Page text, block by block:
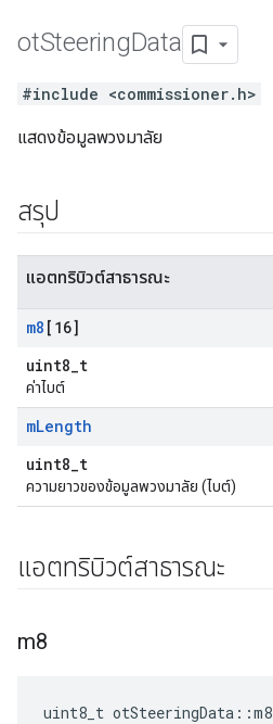
otSteeringData
#include <commissioner.h>
แสดงข้อมูลพวงมาลัย
สรุป
แอตทริบิวต์สาธารณะ
m8 [16]
uint8_t
ค่าไบต์
mLength
uint8_t
ความยาวของข้อมูลพวงมาลัย (ไบต์)
แอตทริบิวต์สาธารณะ
m8
uint8_t otSteeringData ::m8